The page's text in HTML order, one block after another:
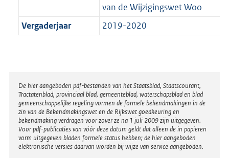
van de Wijzigingswet Woo
Vergaderjaar
2019-2020
Disclaimer
De hier aangeboden pdf-bestanden van het Staatsblad, Staatscourant,
Tractatenblad, provinciaal blad, gemeenteblad, waterschapsblad en blad
gemeenschappelijke regeling vormen de formele bekendmakingen in de
zin van de Bekendmakingswet en de Rijkswet goedkeuring en
bekendmaking verdragen voor zover ze na 1 juli 2009 zijn uitgegeven.
Voor pdf-publicaties van vóór deze datum geldt dat alleen de in papieren
vorm uitgegeven bladen formele status hebben; de hier aangeboden
elektronische versies daarvan worden bij wijze van service aangeboden.